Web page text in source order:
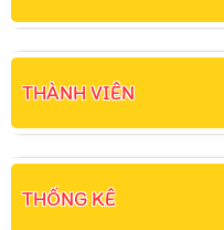
THÀNH VIÊN
THỐNG KÊ